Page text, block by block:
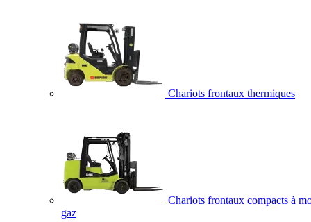
Chariots frontaux thermiques
Chariots frontaux compacts à
gaz